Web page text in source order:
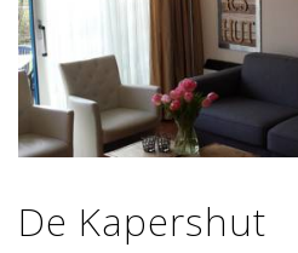
De Kapershut